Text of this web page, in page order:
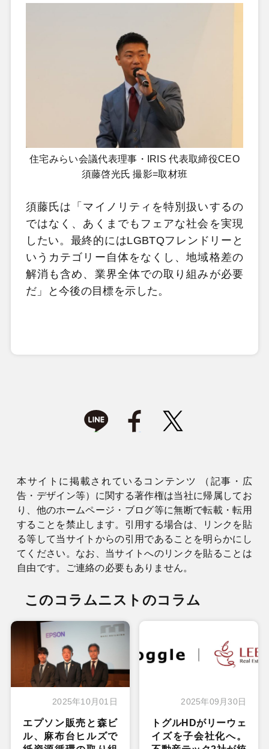
住宅みらい会議代表理事・IRIS 代表取締役CEO
須藤啓光氏 撮影=取材班
須藤氏は「マイノリティを特別扱いするの
ではなく、あくまでもフェアな社会を実現
したい。最終的にはLGBTQフレンドリーと
いうカテゴリー自体をなくし、地域格差の
解消も含め、業界全体での取り組みが必要
だ」と今後の目標を示した。
本サイトに掲載されているコンテンツ （記事・広
告・デザイン等）に関する著作権は当社に帰属してお
り、他のホームページ・ブログ等に無断で転載・転用
することを禁止します。引用する場合は、リンクを貼
る等して当サイトからの引用であることを明らかにし
てください。なお、当サイトへのリンクを貼ることは
自由です。ご連絡の必要もありません。
このコラムニストのコラム
2025年10月01日
エプソン販売と森ビ
ル、麻布台ヒルズで
2025年09月30日
トグルHDがリーウェ
イズを子会社化へ。